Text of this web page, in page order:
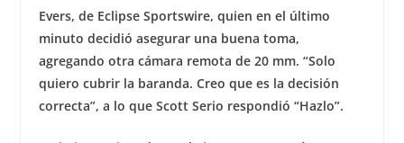
Evers, de Eclipse Sportswire, quien en el último
minuto decidió asegurar una buena toma,
agregando otra cámara remota de 20 mm. “Solo
quiero cubrir la baranda. Creo que es la decisión
correcta”, a lo que Scott Serio respondió “Hazlo”.